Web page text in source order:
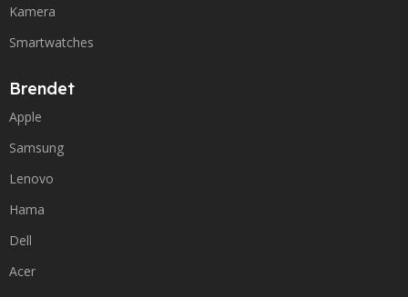
Kamera
Smartwatches
Brendet
Apple
Samsung
Lenovo
Hama
Dell
Acer